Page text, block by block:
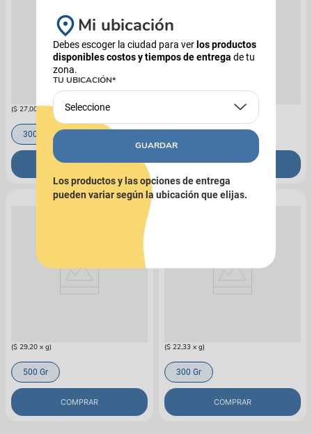
Alimento Para Pajaros Vitagrano
Mijo Blanco
($ 27,00xg)
300 Gr
COMPRAR
VITAGRANO
$ 5390
COMPRAR
($ 29,20 x g)
500 Gr
COMPRAR
($ 22,33 x g)
300 Gr
COMPRAR
Mi ubicación
Debes escoger la ciudad para verlos productos
disponibles costos y tiempos de entrega de tu
zona.
TU UBICACIÓN*
Seleccione
GUARDAR
Los productos y las opciones de entrega
pueden variar según la ubicación que elijas.